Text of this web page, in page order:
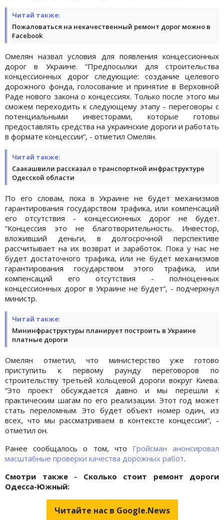
Читай также:
Пожаловаться на некачественный ремонт дорог можно в
Facebook
Омелян назвал условия для появления концессионных
дорог в Украине. “Предпосылки для строительства
концессионных дорог следующие: создание целевого
дорожного фонда, голосование и принятие в Верховной
Раде нового закона о концессиях. Только после этого мы
сможем переходить к следующему этапу - переговоры с
потенциальными инвесторами, которые готовы
предоставлять средства на украинские дороги и работать
в формате концессии“, - отметил Омелян.
Читай также:
Саакашвили рассказал о транспортной инфраструктуре
Одесской области
По его словам, пока в Украине не будет механизмов
гарантирования государством трафика, или компенсаций
его отсутствия - концессионных дорог не будет.
“Концессия это не благотворительность. Инвестор,
вложивший деньги, в долгосрочной перспективе
рассчитывает на их возврат и заработок. Пока у нас не
будет достаточного трафика, или не будет механизмов
гарантирования государством этого трафика, или
компенсаций его отсутствия - полноценных
концессионных дорог в Украине не будет“, - подчеркнул
министр.
Читай также:
Мининфраструктуры планирует построить в Украине
платные дороги
Омелян отметил, что министерство уже готово
приступить к первому раунду переговоров по
строительству третьей кольцевой дороги вокруг Киева.
“Это проект обсуждается давно и мы перешли к
практическим шагам по его реализации. Этот год может
стать переломным. Это будет объект номер один, из
всех, что мы рассматриваем в контексте концессии“, -
отметил он.
Ранее сообщалось о том, что Гройсман анонсировал
масштабные проверки качества дорожных работ.
Смотри также - Сколько стоит ремонт дороги
Одесса-Южный:
Читайте нас в Google.News